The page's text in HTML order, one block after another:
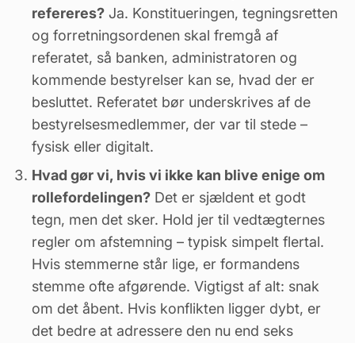
refereres? Ja. Konstitueringen, tegningsretten
og forretningsordenen skal fremgå af
referatet, så banken, administratoren og
kommende bestyrelser kan se, hvad der er
besluttet. Referatet bør underskrives af de
bestyrelsesmedlemmer, der var til stede –
fysisk eller digitalt.
Hvad gør vi, hvis vi ikke kan blive enige om
rollefordelingen? Det er sjældent et godt
tegn, men det sker. Hold jer til vedtægternes
regler om afstemning – typisk simpelt flertal.
Hvis stemmerne står lige, er formandens
stemme ofte afgørende. Vigtigst af alt: snak
om det åbent. Hvis konflikten ligger dybt, er
det bedre at adressere den nu end seks